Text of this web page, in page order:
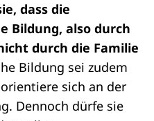
dass die
Bildung, also durch
durch die Familie
Bildung sei zudem
sich an der
Dennoch dürfe sie